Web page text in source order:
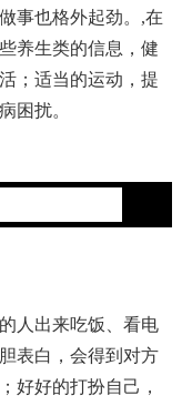
事也格外起劲。,在
养生类的信息，健
；适当的运动，提
困扰。
人出来吃饭、看电
表白，会得到对方
好好的打扮自己，